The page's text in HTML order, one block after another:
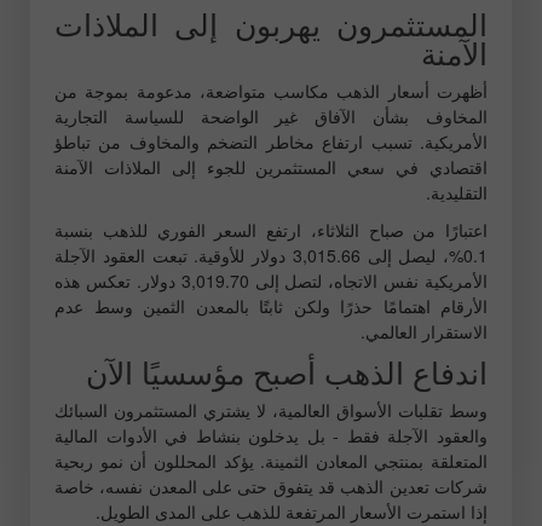
المستثمرون يهربون إلى الملاذات
الآمنة
أظهرت أسعار الذهب مكاسب متواضعة، مدعومة بموجة من
المخاوف بشأن الآفاق غير الواضحة للسياسة التجارية
الأمريكية. تسبب ارتفاع مخاطر التضخم والمخاوف من تباطؤ
اقتصادي في سعي المستثمرين للجوء إلى الملاذات الآمنة
التقليدية.
اعتبارًا من صباح الثلاثاء، ارتفع السعر الفوري للذهب بنسبة
0.1%، ليصل إلى 3,015.66 دولار للأوقية. تبعت العقود الآجلة
الأمريكية نفس الاتجاه، لتصل إلى 3,019.70 دولار. تعكس هذه
الأرقام اهتمامًا حذرًا ولكن ثابتًا بالمعدن الثمين وسط عدم
الاستقرار العالمي.
اندفاع الذهب أصبح مؤسسيًا الآن
وسط تقلبات الأسواق العالمية، لا يشتري المستثمرون السبائك
والعقود الآجلة فقط - بل يدخلون بنشاط في الأدوات المالية
المتعلقة بمنتجي المعادن الثمينة. يؤكد المحللون أن نمو ربحية
شركات تعدين الذهب قد يتفوق حتى على المعدن نفسه، خاصة
إذا استمرت الأسعار المرتفعة للذهب على المدى الطويل.